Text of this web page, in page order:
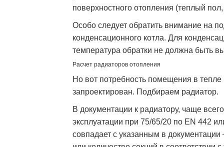
поверхностного отопления (теплый
Особо следует обратить внимание на
конденсационного котла. Для
температура обратки не должна быть
Расчет радиаторов отопления
Но вот потребность помещения в
запроектирован. Подбираем радиатор.
В документации к радиатору, чаще
эксплуатации при 75/65/20 по EN 442
совпадает с указанным в